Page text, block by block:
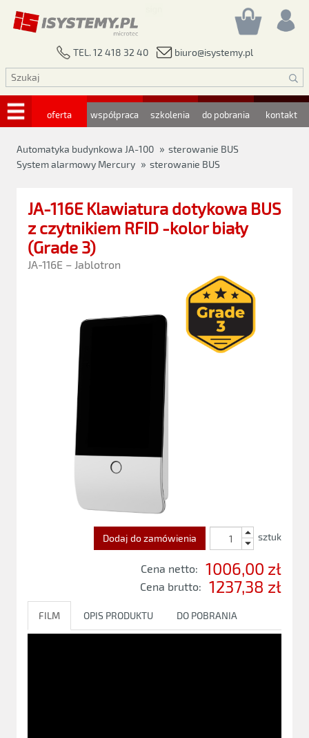
TEL. 12 418 32 40 biuro@isystemy.pl
oferta współpraca szkolenia do pobrania kontakt
Automatyka budynkowa JA-100 » sterowanie BUS
System alarmowy Mercury » sterowanie BUS
JA-116E Klawiatura dotykowa BUS
z czytnikiem RFID -kolor biały
(Grade 3)
JA-116E – Jablotron
Dodaj do zamówienia sztuk
Cena netto: 1006,00 zł
Cena brutto: 1237,38 zł
FILM OPIS PRODUKTU DO POBRANIA